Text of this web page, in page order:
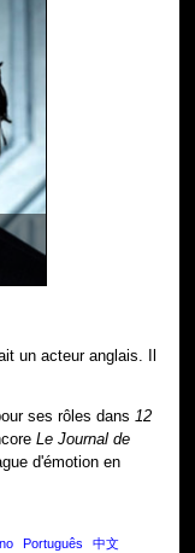
un acteur anglais. Il
ses rôles dans12
Le Journal de
d'émotion en
Português 中文